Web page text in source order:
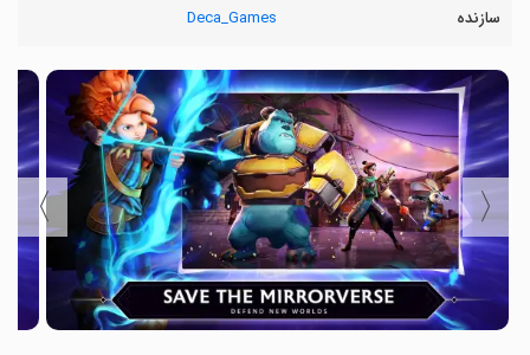
سازنده Deca_Games
〈
〉